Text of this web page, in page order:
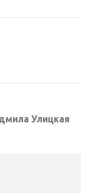
Улицкая